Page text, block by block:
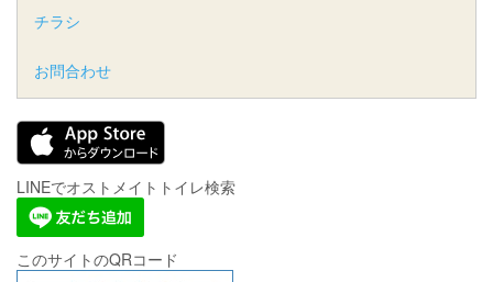
チラシ
お問合わせ
LINEでオストメイトトイレ検索
このサイトのQRコード